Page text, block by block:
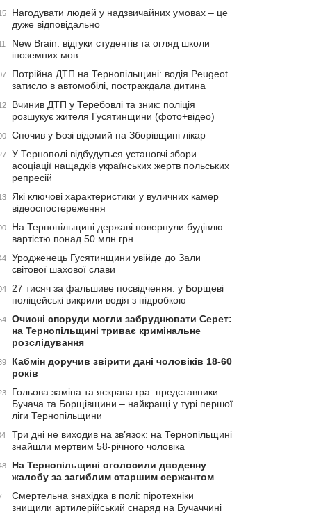
Нагодувати людей у надзвичайних умовах – це
дуже відповідально
New Brain: відгуки студентів та огляд школи
іноземних мов
Потрійна ДТП на Тернопільщині: водія Peugeot
затисло в автомобілі, постраждала дитина
Вчинив ДТП у Теребовлі та зник: поліція
розшукує жителя Гусятинщини (фото+відео)
Спочив у Бозі відомий на Зборівщині лікар
У Тернополі відбудуться установчі збори
асоціації нащадків українських жертв польських
репресій
Які ключові характеристики у вуличних камер
відеоспостереження
На Тернопільщині державі повернули будівлю
вартістю понад 50 млн грн
Уродженець Гусятинщини увійде до Зали
світової шахової слави
27 тисяч за фальшиве посвідчення: у Борщеві
поліцейські викрили водія з підробкою
Очисні споруди могли забруднювати Серет:
на Тернопільщині триває кримінальне
розслідування
Кабмін доручив звірити дані чоловіків 18-60
років
Гольова заміна та яскрава гра: представники
Бучача та Борщівщини – найкращі у турі першої
ліги Тернопільщини
Три дні не виходив на зв’язок: на Тернопільщині
знайшли мертвим 58-річного чоловіка
На Тернопільщині оголосили дводенну
жалобу за загиблим старшим сержантом
Смертельна знахідка в полі: піротехніки
знищили артилерійський снаряд на Бучаччині